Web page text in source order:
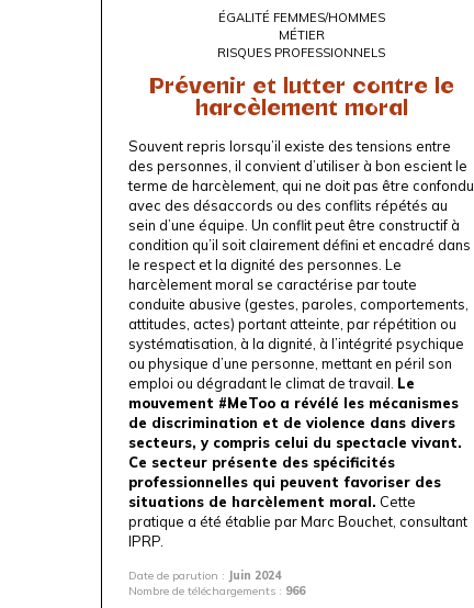
ÉGALITÉ FEMMES/HOMMES
MÉTIER
RISQUES PROFESSIONNELS
Prévenir et lutter contre le
harcèlement moral
Souvent repris lorsqu’il existe des tensions entre
des personnes, il convient d’utiliser à bon escient le
terme de harcèlement, qui ne doit pas être confondu
avec des désaccords ou des conflits répétés au
sein d’une équipe. Un conflit peut être constructif à
condition qu’il soit clairement défini et encadré dans
le respect et la dignité des personnes. Le
harcèlement moral se caractérise par toute
conduite abusive (gestes, paroles, comportements,
attitudes, actes) portant atteinte, par répétition ou
systématisation, à la dignité, à l’intégrité psychique
ou physique d’une personne, mettant en péril son
emploi ou dégradant le climat de travail. Le
mouvement #MeToo a révélé les mécanismes
de discrimination et de violence dans divers
secteurs, y compris celui du spectacle vivant.
Ce secteur présente des spécificités
professionnelles qui peuvent favoriser des
situations de harcèlement moral. Cette
pratique a été établie parMarc Bouchet, consultant
IPRP
Date de parution :
Juin 2024
Nombre de téléchargements : 966